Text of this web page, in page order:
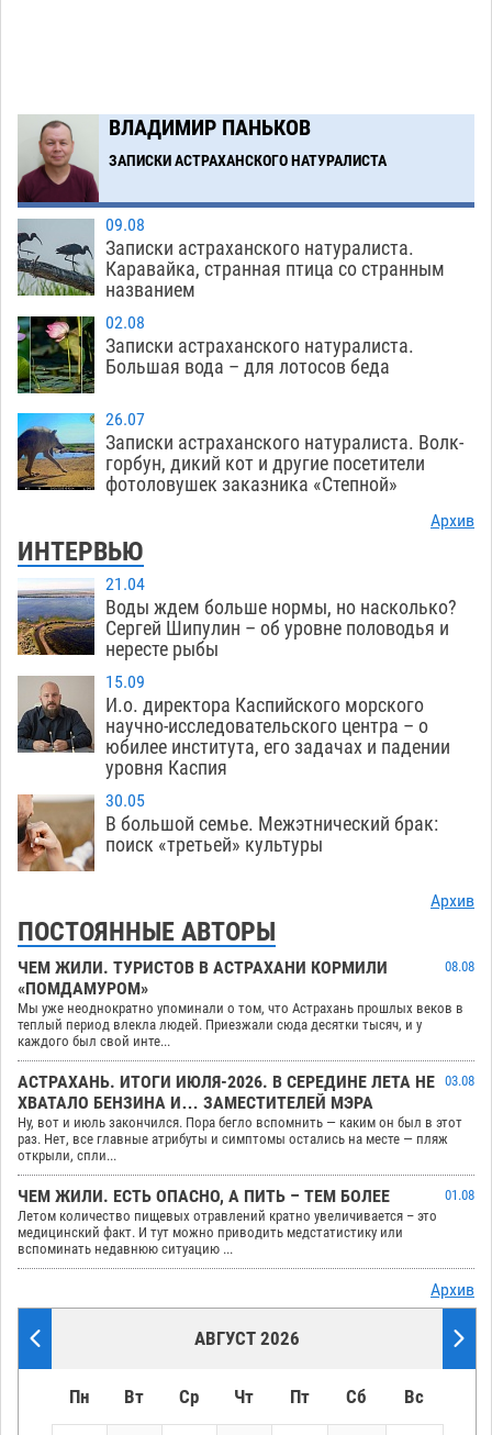
10.08 275
Загрузить еще
ВЛАДИМИР ПАНЬКОВ
ЗАПИСКИ АСТРАХАНСКОГО НАТУРАЛИСТА
09.08
Записки астраханского натуралиста.
Каравайка, странная птица со странным
названием
02.08
Записки астраханского натуралиста.
Большая вода – для лотосов беда
26.07
Записки астраханского натуралиста. Волк-
горбун, дикий кот и другие посетители
фотоловушек заказника «Степной»
Архив
ИНТЕРВЬЮ
21.04
Воды ждем больше нормы, но насколько?
Сергей Шипулин – об уровне половодья и
нересте рыбы
15.09
И.о. директора Каспийского морского
научно-исследовательского центра – о
юбилее института, его задачах и падении
уровня Каспия
30.05
В большой семье. Межэтнический брак:
поиск «третьей» культуры
Архив
ПОСТОЯННЫЕ АВТОРЫ
ЧЕМ ЖИЛИ. ТУРИСТОВ В АСТРАХАНИ КОРМИЛИ
«ПОМДАМУРОМ»
08.08
Мы уже неоднократно упоминали о том, что Астрахань прошлых веков в
теплый период влекла людей. Приезжали сюда десятки тысяч, и у
каждого был свой инте...
АСТРАХАНЬ. ИТОГИ ИЮЛЯ-2026. В СЕРЕДИНЕ ЛЕТА НЕ
ХВАТАЛО БЕНЗИНА И… ЗАМЕСТИТЕЛЕЙ МЭРА
03.08
Ну, вот и июль закончился. Пора бегло вспомнить — каким он был в этот
раз. Нет, все главные атрибуты и симптомы остались на месте — пляж
открыли, спли...
ЧЕМ ЖИЛИ. ЕСТЬ ОПАСНО, А ПИТЬ – ТЕМ БОЛЕЕ
01.08
Летом количество пищевых отравлений кратно увеличивается – это
медицинский факт. И тут можно приводить медстатистику или
вспоминать недавнюю ситуацию ...
Архив
АВГУСТ 2026
Пн Вт Ср Чт Пт Сб Вс